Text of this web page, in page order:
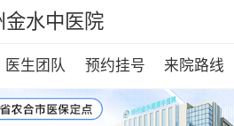
金水中医院
医生团队 预约挂号 来院路线